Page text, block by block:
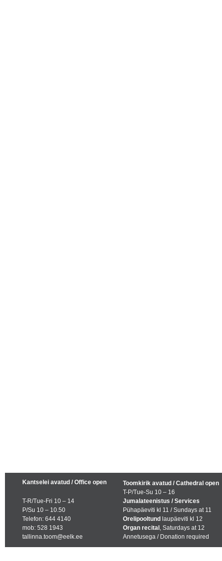
Kantselei avatud / Office open
T-R/Tue-Fri 10 – 14
P/Su 10 – 10.50
Telefon: 644 4140
mob: 528 1943
tallinna.toom@eelk.ee
Toomkirik avatud / Cathedral open
T-P/Tue-Su 10 – 16
Jumalateenistus / Services
Pühapäeviti kl 11 / Sundays at 11
Orelipooltund laupäeviti kl 12
Organ recital , Saturdays at 12
Annetusega / Donation required